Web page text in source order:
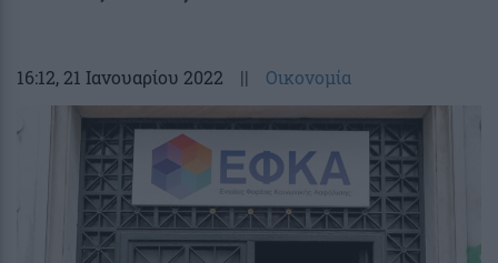
16:12, 21 Ιανουαρίου 2022 || Οικονομία